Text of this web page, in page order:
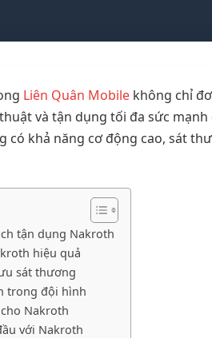
Liên Quân Mobile không chỉ
và tận dụng tối đa sức
khả năng cơ động cao, sát
tận dụng Nakroth
hiệu quả
sát thương
trong đội hình
Nakroth
với Nakroth